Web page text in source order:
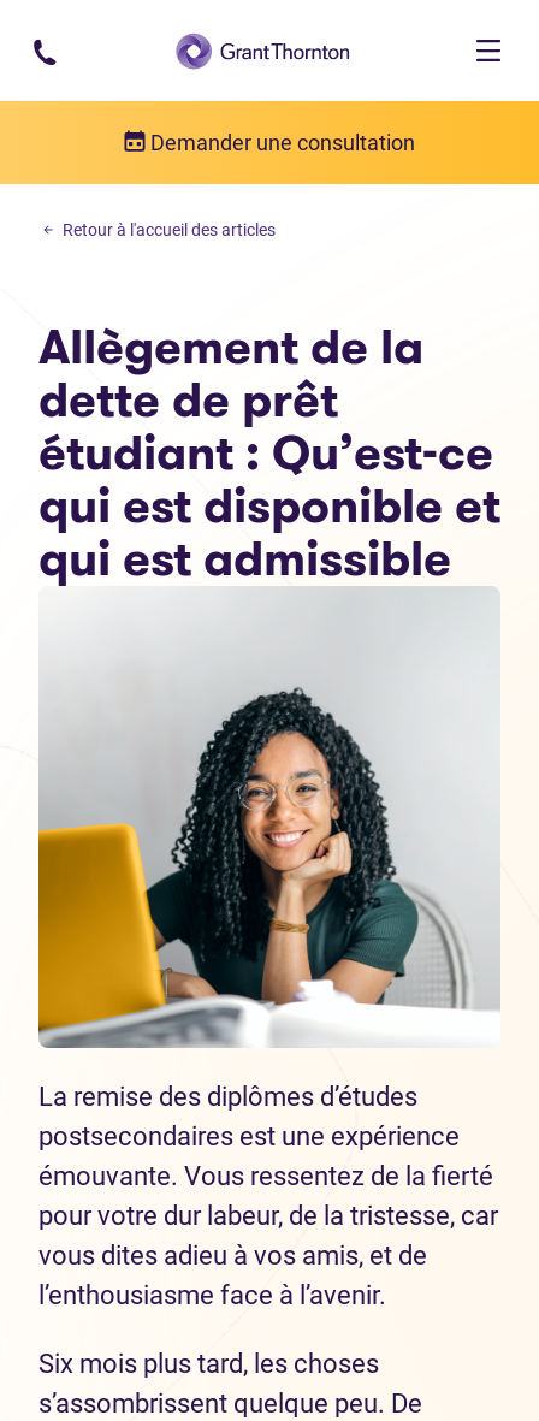
Passer au contenu principal
Demander une consultation
Dette personelle
Retour à l'accueil des articles
Allègement de la
dette de prêt
étudiant : Qu’est-ce
qui est disponible et
qui est admissible
La remise des diplômes d’études
postsecondaires est une expérience
émouvante. Vous ressentez de la fierté
pour votre dur labeur, de la tristesse, car
vous dites adieu à vos amis, et de
l’enthousiasme face à l’avenir.
Six mois plus tard, les choses
s’assombrissent quelque peu. De